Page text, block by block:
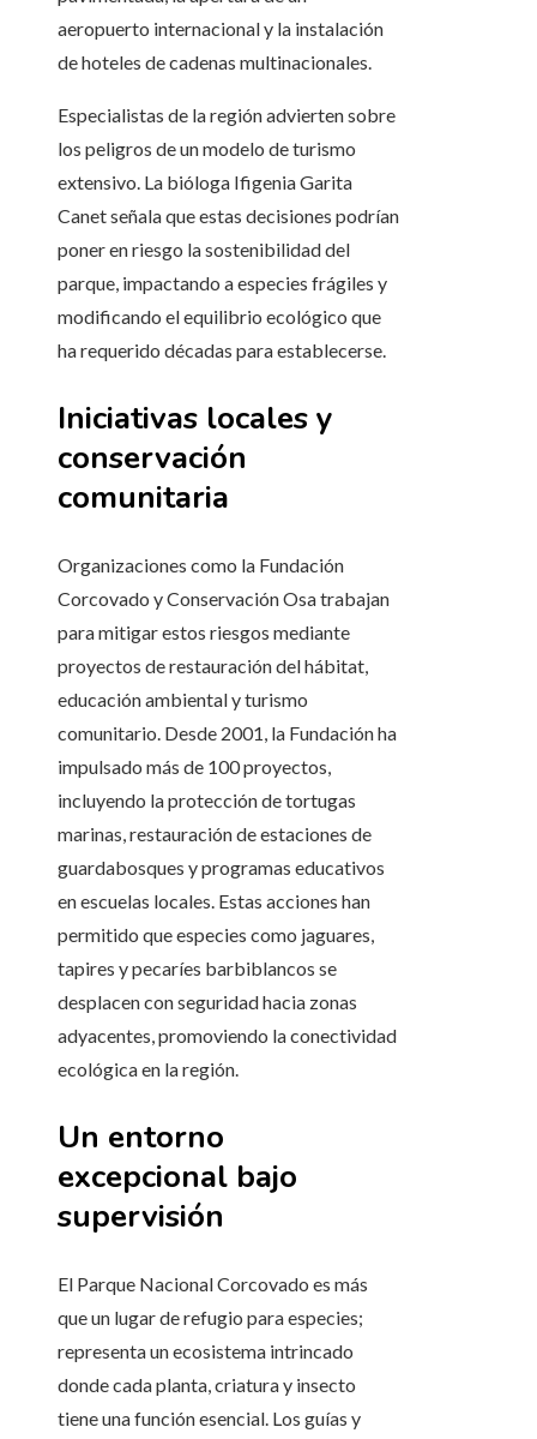
aeropuerto internacional y la instalación
de hoteles de cadenas multinacionales.
Especialistas de la región advierten sobre
los peligros de un modelo de turismo
extensivo. La bióloga Ifigenia Garita
Canet señala que estas decisiones podrían
poner en riesgo la sostenibilidad del
parque, impactando a especies frágiles y
modificando el equilibrio ecológico que
ha requerido décadas para establecerse.
Iniciativas locales y
conservación
comunitaria
Organizaciones como la Fundación
Corcovado y Conservación Osa trabajan
para mitigar estos riesgos mediante
proyectos de restauración del hábitat,
educación ambiental y turismo
comunitario. Desde 2001, la Fundación ha
impulsado más de 100 proyectos,
incluyendo la protección de tortugas
marinas, restauración de estaciones de
guardabosques y programas educativos
en escuelas locales. Estas acciones han
permitido que especies como jaguares,
tapires y pecaríes barbiblancos se
desplacen con seguridad hacia zonas
adyacentes, promoviendo la conectividad
ecológica en la región.
Un entorno
excepcional bajo
supervisión
El Parque Nacional Corcovado es más
que un lugar de refugio para especies;
representa un ecosistema intrincado
donde cada planta, criatura y insecto
tiene una función esencial. Los guías y